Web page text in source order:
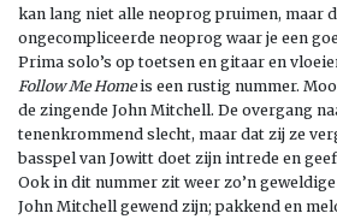
kan lang niet alle neoprog pruimen, maar
ongecompliceerde neoprog waar je een
Prima solo’s op toetsen en gitaar en
Follow Me Homeis een rustig nummer.
de zingende John Mitchell. De overgang
tenenkrommend slecht, maar dat zij ze
basspel van Jowitt doet zijn intrede en
Ook in dit nummer zit weer zo’n
John Mitchell gewend zijn; pakkend en